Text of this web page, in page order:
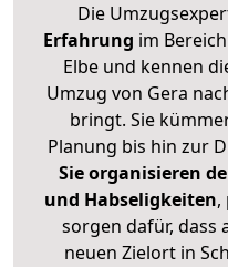
Die
Erfahrung im
Elbe und kennen
Umzug von Gera
bringt. Sie
Planung bis hin zur
Sie organisieren
und Habseligkeiten,
sorgen dafür, dass
neuen Zielort in